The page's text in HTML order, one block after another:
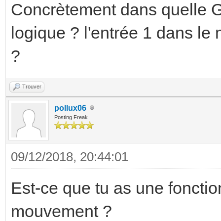
Concrètement dans quelle
logique ? l'entrée 1 dans le
?
Trouver
pollux06
Posting Freak
09/12/2018, 20:44:01
Est-ce que tu as une
mouvement ?